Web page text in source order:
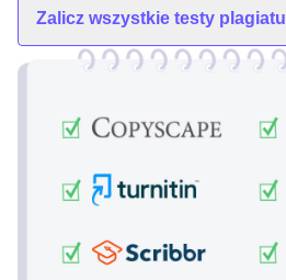
Zalicz wszystkie testy plagiatu